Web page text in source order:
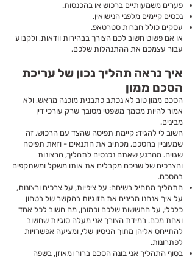
פערים משמעותיים ברכוש או בהכנסות.
נכסים קיימים מלפני הנישואין.
עסקים כולל חברות סטרטאפ.
או אם פשוט חשוב לכם הצורך בבהירות וודאות, ולקבוע
עבור עצמכם את ההתנהלות שלכם.
איך נראה תהליך נכון של עריכת
הסכם ממון
הסכם ממון טוב לא נכתב כתבנית מוכנה מראש, ולא
אמור להיות מסמך משפטי מסובך שרק עורכי דין
מבינים.
חשוב לי להגיד: קיימת תפיסה שהצד עם הרכוש, זה
שמעוניין בהסכם, מכתיב את התנאים - וזאת תפיסה
שגויה. מהרגע שאתם נכנסים לתהליך, הרצונות
והצרכים של שניכם מקבלים את אותו משקל ומשתקפים
בהסכם.
התהליך מתחיל בשיחה: על ציפיות, על צרכים ורצונות,
על איך אנחנו מבינים את הזוגיות בהקשר של בטחון
כלכלי, על החששות שלכם וכמובן, מה חשוב לכל אחד
ואחת מכם. במידת הצורך אני מעלה סוגיות שחשוב
להתייחס אליהן מתוך הניסיון שלי, ומציעה אפשרויות
לפתרונות.
בסוף התהליך אני בונה הסכם ברור ומאוזן, בשפה